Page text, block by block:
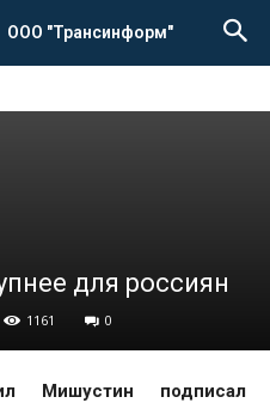
ООО "Трансинформ"
для россиян
1161 0
Мишустин подписал